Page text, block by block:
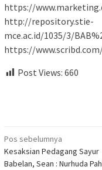
https://
http://repository.stie-
mce.ac.id/1035/3/
https://www.scribd.com/
Post Views: 660
Navigasi
pos
Pos sebelumnya
Kesaksian Pedagang Sayur
Babelan, Sean : Nurhuda